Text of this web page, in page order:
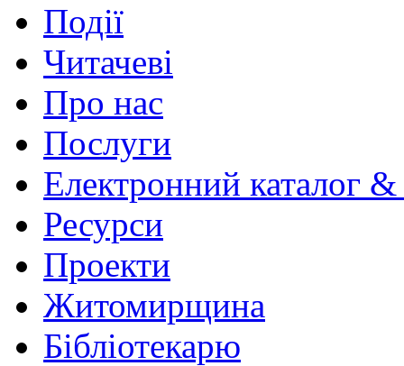
Події
Читачеві
Про нас
Послуги
Електронний каталог
Ресурси
Проекти
Житомирщина
Бібліотекарю